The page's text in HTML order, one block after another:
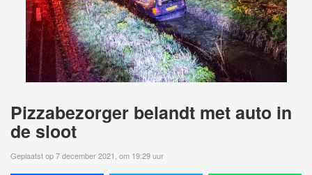
Pizzabezorger belandt met auto in
de sloot
Geplaatst op 7 december 2021, om 19:29 uur